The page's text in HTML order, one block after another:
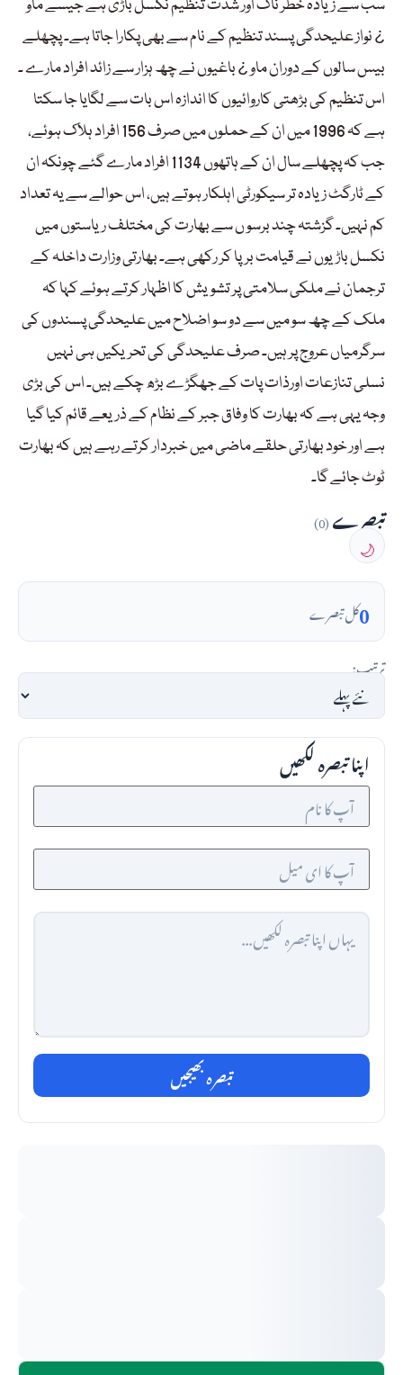
سب سے زیادہ خطر ناک اور شدت تنظیم نکسل باڑی ہے جیسے ماو
¿ نواز علیحدگی پسند تنظیم کے نام سے بھی پکارا جاتا ہے۔ پچھلے
بیس سالوں کے دوران ماو ¿ باغیوں نے چھ ہزار سے زائد افراد مارے ۔
اس تنظیم کی بڑھتی کاروائیوں کا اندازہ اس بات سے لگایا جا سکتا
ہے کہ 1996 میں ان کے حملوں میں صرف 156 افراد ہلاک ہوئے،
جب کہ پچھلے سال ان کے ہاتھوں 1134 افراد مارے گئے چونکہ ان
کے ٹارگٹ زیادہ تر سیکورٹی اہلکار ہوتے ہیں، اس حوالے سے یہ تعداد
کم نہیں۔ گزشتہ چند برسو ں سے بھارت کی مختلف ریاستوں میں
نکسل باڑیوں نے قیامت برپا کر رکھی ہے۔ بھارتی وزارت داخلہ کے
ترجمان نے ملکی سلامتی پر تشویش کا اظہار کرتے ہوئے کہا کہ
ملک کے چھ سو میں سے دو سو اضلاح میں علیحدگی پسندوں کی
سرگرمیاں عروج پر ہیں۔ صرف علیحدگی کی تحریکیں ہی نہیں
نسلی تنازعات اورذات پات کے جھگڑے بڑھ چکے ہیں۔ اس کی بڑی
وجہ یہی ہے کہ بھارت کا وفاق جبر کے نظام کے ذریعے قائم کیا گیا
ہے اور خود بھارتی حلقے ماضی میں خبردار کرتے رہے ہیں کہ بھارت
ٹوٹ جائے گا۔
تبصرے(0)
🌙
0کل تبصرے
ترتیب:
اپنا تبصرہ لکھیں
تبصرہ بھیجیں